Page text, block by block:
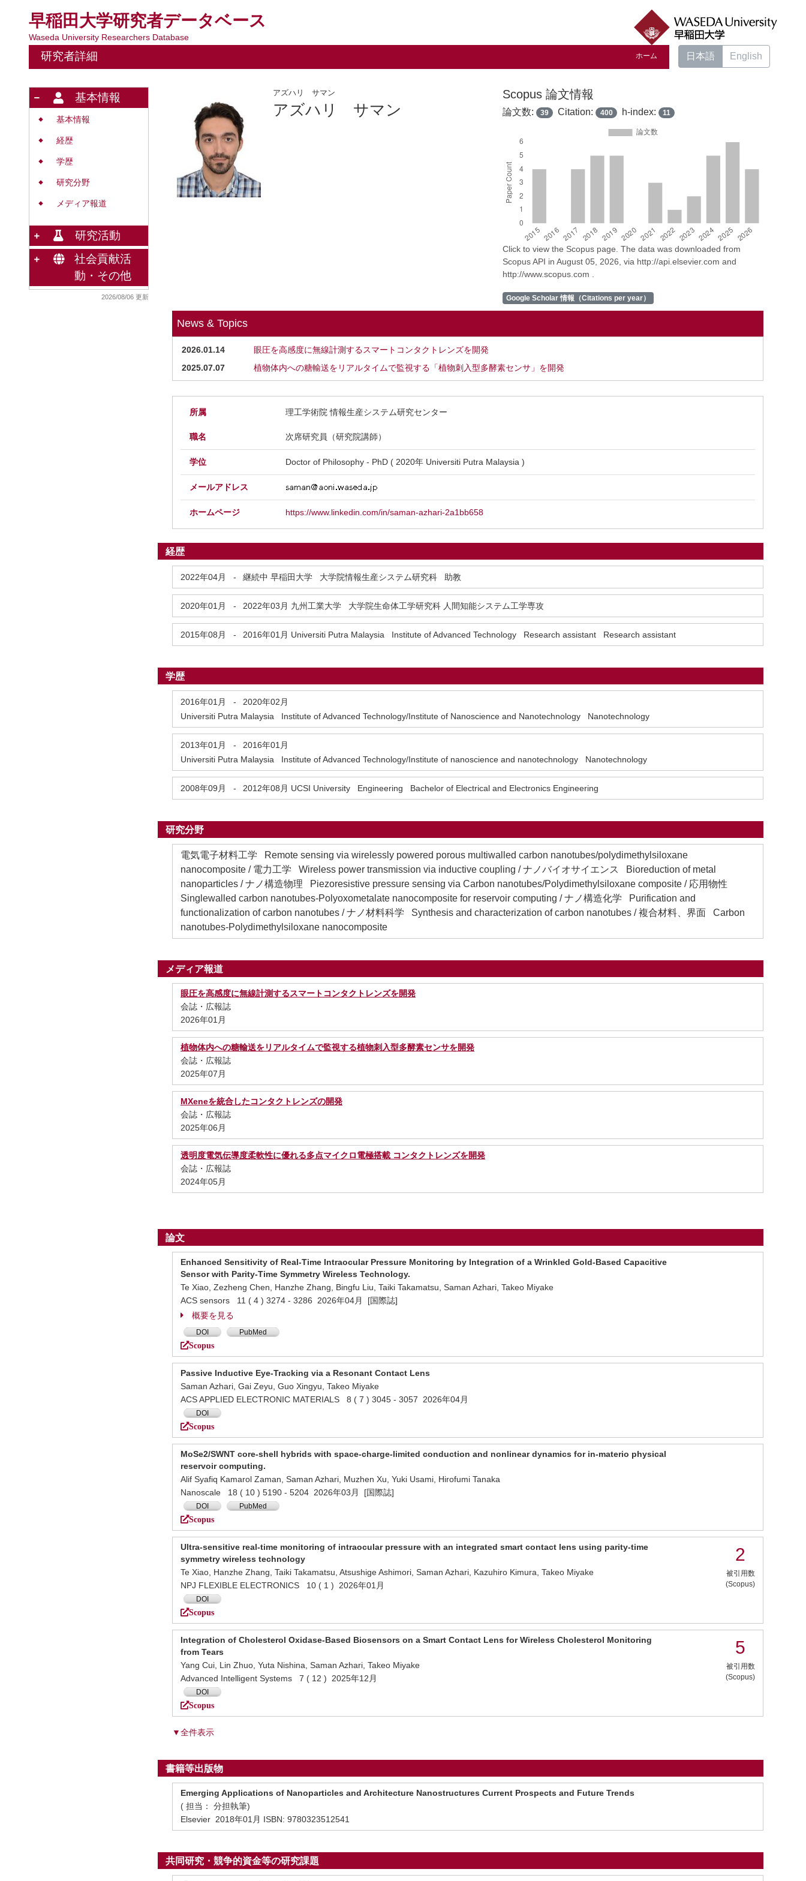
早稲田大学研究者データベース
Waseda University Researchers Database
研究者詳細 ホーム 日本語 English
基本情報
◆ 基本情報
◆ 経歴
◆ 学歴
◆ 研究分野
◆ メディア報道
研究活動
社会貢献活
動・その他
2026/08/06 更新
アズハリ サマン
アズハリ サマン
Scopus 論文情報
論文数: 39 Citation: 400 h-index: 11
Click to view the Scopus page. The data was downloaded from
Scopus API in August 05, 2026, via http://api.elsevier.com and
http://www.scopus.com .
Google Scholar 情報（Citations per year）
News & Topics
2026.01.14
眼圧を高感度に無線計測するスマートコンタクトレンズを開発
2025.07.07
植物体内への糖輸送をリアルタイムで監視する「植物刺入型多酵素センサ」を開発
所属 理工学術院 情報生産システム研究センター
職名 次席研究員（研究院講師）
学位 Doctor of Philosophy - PhD ( 2020年 Universiti Putra Malaysia )
メールアドレス
ホームページ https://www.linkedin.com/in/saman-azhari-2a1bb658
経歴
2022年04月 - 継続中 早稲田大学 大学院情報生産システム研究科 助教
2020年01月 - 2022年03月 九州工業大学 大学院生命体工学研究科 人間知能システム工学専攻
2015年08月 - 2016年01月 Universiti Putra Malaysia Institute of Advanced Technology Research assistant Research assistant
学歴
2016年01月 -
2020年02月
Universiti Putra Malaysia Institute of Advanced Technology/Institute of Nanoscience and Nanotechnology Nanotechnology
2013年01月 -
2016年01月
Universiti Putra Malaysia Institute of Advanced Technology/Institute of nanoscience and nanotechnology Nanotechnology
2008年09月 - 2012年08月 UCSI University Engineering Bachelor of Electrical and Electronics Engineering
研究分野
電気電子材料工学 Remote sensing via wirelessly powered porous multiwalled carbon nanotubes/polydimethylsiloxane
nanocomposite / 電力工学 Wireless power transmission via inductive coupling / ナノバイオサイエンス Bioreduction of metal
nanoparticles / ナノ構造物理 Piezoresistive pressure sensing via Carbon nanotubes/Polydimethylsiloxane composite / 応用物性
Singlewalled carbon nanotubes-Polyoxometalate nanocomposite for reservoir computing / ナノ構造化学 Purification and
functionalization of carbon nanotubes / ナノ材料科学 Synthesis and characterization of carbon nanotubes / 複合材料、界面 Carbon
nanotubes-Polydimethylsiloxane nanocomposite
メディア報道
眼圧を高感度に無線計測するスマートコンタクトレンズを開発
会誌・広報誌
2026年01月
植物体内への糖輸送をリアルタイムで監視する植物刺入型多酵素センサを開発
会誌・広報誌
2025年07月
MXeneを統合したコンタクトレンズの開発
会誌・広報誌
2025年06月
透明度電気伝導度柔軟性に優れる多点マイクロ電極搭載 コンタクトレンズを開発
会誌・広報誌
2024年05月
論文
Enhanced Sensitivity of Real-Time Intraocular Pressure Monitoring by Integration of a Wrinkled Gold-Based Capacitive
Sensor with Parity-Time Symmetry Wireless Technology.
Te Xiao, Zezheng Chen, Hanzhe Zhang, Bingfu Liu, Taiki Takamatsu, Saman Azhari, Takeo Miyake
ACS sensors 11 ( 4 ) 3274 - 3286 2026年04月 [国際誌]
概要を見る
DOI PubMed
Scopus
Passive Inductive Eye-Tracking via a Resonant Contact Lens
Saman Azhari, Gai Zeyu, Guo Xingyu, Takeo Miyake
ACS APPLIED ELECTRONIC MATERIALS 8 ( 7 ) 3045 - 3057 2026年04月
DOI
Scopus
MoSe2/SWNT core-shell hybrids with space-charge-limited conduction and nonlinear dynamics for in-materio physical
reservoir computing.
Alif Syafiq Kamarol Zaman, Saman Azhari, Muzhen Xu, Yuki Usami, Hirofumi Tanaka
Nanoscale 18 ( 10 ) 5190 - 5204 2026年03月 [国際誌]
DOI PubMed
Scopus
Ultra-sensitive real-time monitoring of intraocular pressure with an integrated smart contact lens using parity-time
symmetry wireless technology
Te Xiao, Hanzhe Zhang, Taiki Takamatsu, Atsushige Ashimori, Saman Azhari, Kazuhiro Kimura, Takeo Miyake
NPJ FLEXIBLE ELECTRONICS 10 ( 1 ) 2026年01月
DOI
Scopus
2
被引用数
(Scopus)
Integration of Cholesterol Oxidase‐Based Biosensors on a Smart Contact Lens for Wireless Cholesterol Monitoring
from Tears
Yang Cui, Lin Zhuo, Yuta Nishina, Saman Azhari, Takeo Miyake
Advanced Intelligent Systems 7 ( 12 ) 2025年12月
DOI
Scopus
5
被引用数
(Scopus)
▼全件表示
書籍等出版物
Emerging Applications of Nanoparticles and Architecture Nanostructures Current Prospects and Future Trends
( 担当： 分担執筆)
Elsevier 2018年01月 ISBN: 9780323512541
共同研究・競争的資金等の研究課題